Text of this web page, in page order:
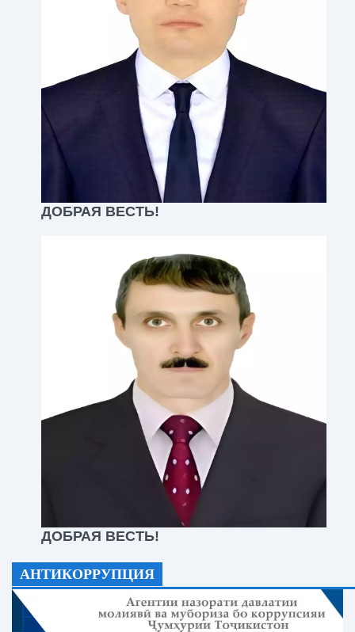
ДОБРАЯ ВЕСТЬ!
ДОБРАЯ ВЕСТЬ!
АНТИКОРРУПЦИЯ